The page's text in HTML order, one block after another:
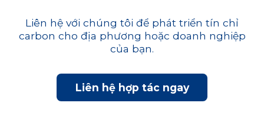
Liên hệ với chúng tôi để phát triển tín chỉ
carbon cho địa phương hoặc doanh nghiệp
của bạn.
Liên hệ hợp tác ngay